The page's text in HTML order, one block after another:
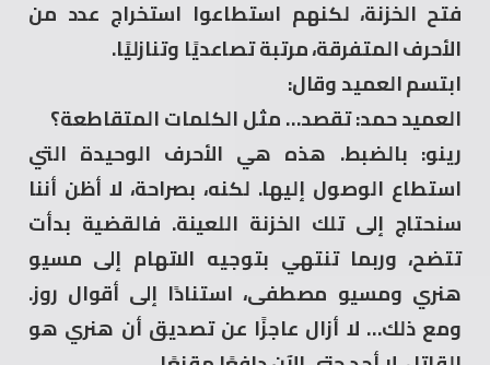
فتح الخزنة، لكنهم استطاعوا استخراج عدد من
الأحرف المتفرقة، مرتبة تصاعديًا وتنازليًا.
ابتسم العميد وقال:
العميد حمد: تقصد… مثل الكلمات المتقاطعة؟
رينو: بالضبط. هذه هي الأحرف الوحيدة التي
استطاع الوصول إليها. لكنه، بصراحة، لا أظن أننا
سنحتاج إلى تلك الخزنة اللعينة. فالقضية بدأت
تتضح، وربما تنتهي بتوجيه الاتهام إلى مسيو
هنري ومسيو مصطفى، استنادًا إلى أقوال روز.
ومع ذلك… لا أزال عاجزًا عن تصديق أن هنري هو